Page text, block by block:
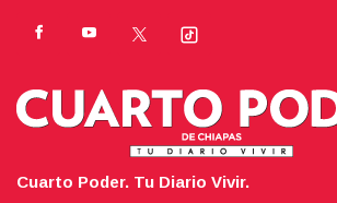
Cuarto Poder. Tu Diario Vivir.